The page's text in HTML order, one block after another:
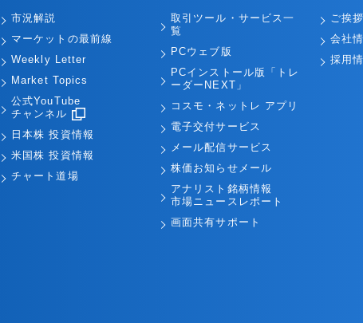
市況解説
マーケットの最前線
Weekly Letter
Market Topics
公式YouTube
チャンネル
日本株 投資情報
米国株 投資情報
チャート道場
取引ツール・サービス一
覧
PCウェブ版
PCインストール版「トレ
ーダーNEXT」
コスモ・ネットレ アプリ
電子交付サービス
メール配信サービス
株価お知らせメール
アナリスト銘柄情報
市場ニュースレポート
画面共有サポート
ご挨拶
会社
採用